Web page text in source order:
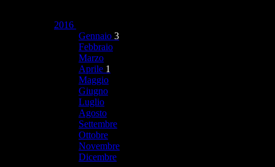
2016
Gennaio 3
Febbraio
Marzo
Aprile 1
Maggio
Giugno
Luglio
Agosto
Settembre
Ottobre
Novembre
Dicembre